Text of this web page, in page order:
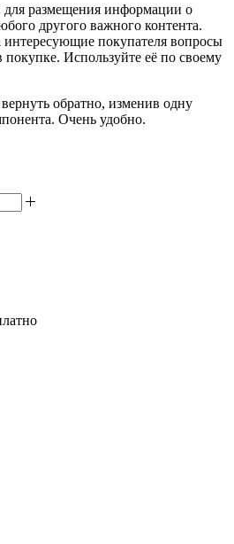
для размещения информации о
другого важного контента.
покупателя вопросы
покупке. Используйте её по своему
обратно, изменив одну
Очень удобно.